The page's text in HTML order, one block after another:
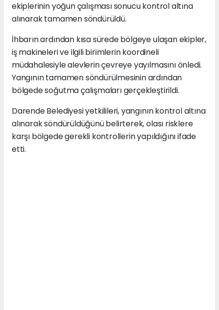
ekiplerinin yoğun çalışması sonucu kontrol altına
alınarak tamamen söndürüldü.
İhbarın ardından kısa sürede bölgeye ulaşan ekipler,
iş makineleri ve ilgili birimlerin koordineli
müdahalesiyle alevlerin çevreye yayılmasını önledi.
Yangının tamamen söndürülmesinin ardından
bölgede soğutma çalışmaları gerçekleştirildi.
Darende Belediyesi yetkilileri, yangının kontrol altına
alınarak söndürüldüğünü belirterek, olası risklere
karşı bölgede gerekli kontrollerin yapıldığını ifade
etti.